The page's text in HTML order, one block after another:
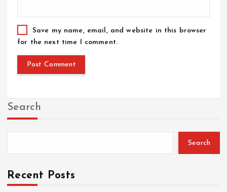
Save my name, email, and website in this browser
for the next time I comment.
Search
Search
Recent Posts